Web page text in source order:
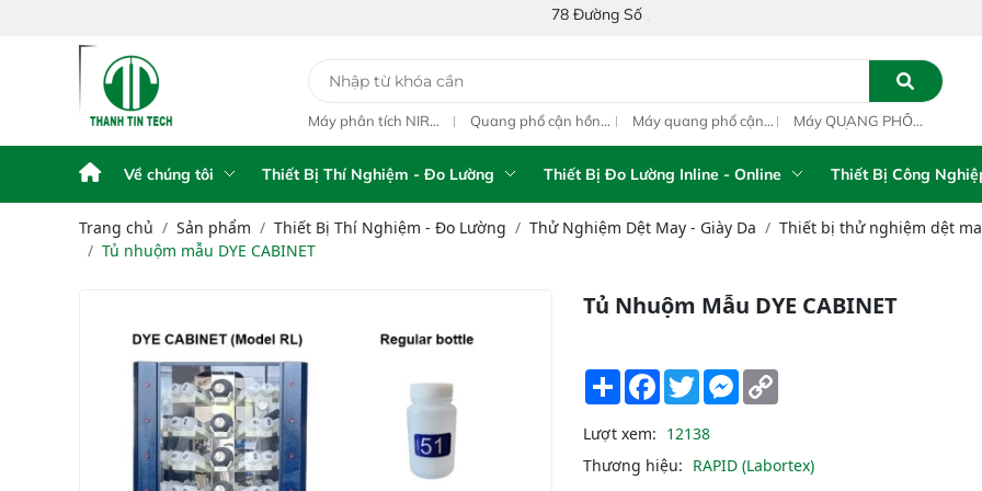
78 Đường Số 1A, Khu Phố 4, Phường Bình Tân, Thành phố Hồ Chí Minh,
Phân Tích Điện
Máy Phân Tích Điện
Máy phân tích NIR
Quang phổ cận hồng
Máy quang phổ cận
NIR Analyzer
Máy QUANG PHỔ
Vista-R
Về chúng tôi Thiết Bị Thí Nghiệm - Đo Lường Thiết Bị Đo Lường Inline - Online Thiết Bị Công
Trang chủ Sản phẩm Thiết Bị Thí Nghiệm - Đo Lường Thử Nghiệm Dệt May - Giày Da
Thiết bị thử nghiệm dệt
Tủ nhuộm mẫu DYE CABINET
Tủ Nhuộm Mẫu DYE CABINET
Share Facebook
TwitterMessenger
Lượt xem: 12138
Thương hiệu: RAPID (Labortex)